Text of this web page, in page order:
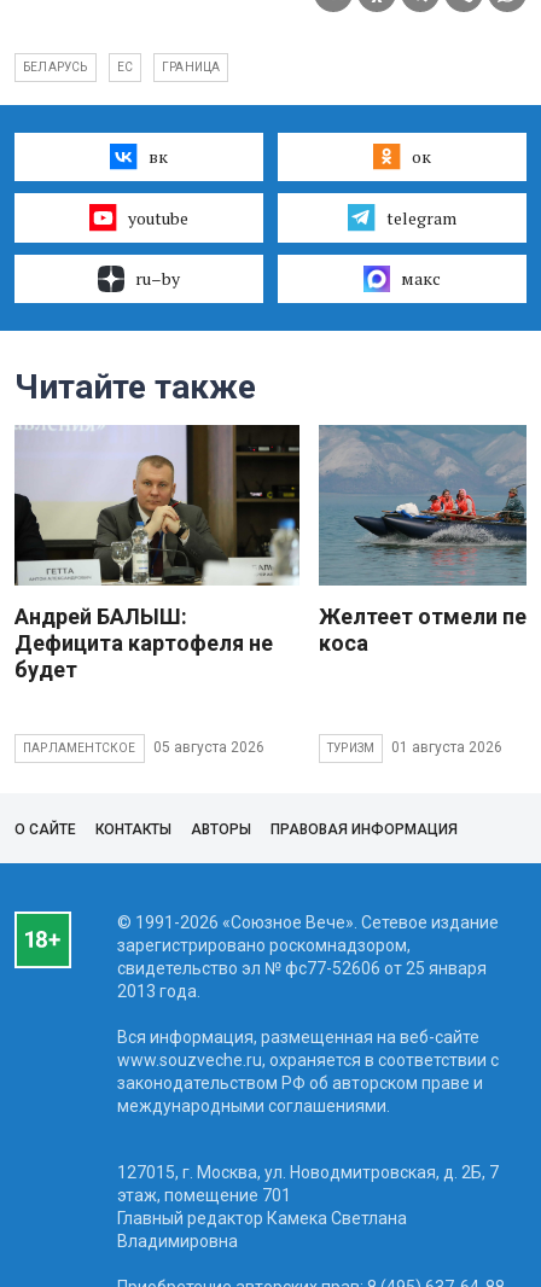
БЕЛАРУСЬ ЕС ГРАНИЦА
вк ок
youtube telegram
ru–by макс
Читайте также
Андрей БАЛЫШ:
Дефицита картофеля не
будет
ПАРЛАМЕНТСКОЕ 05 августа 2026
Желтеет отмели
коса
ТУРИЗМ 01 августа 2026
О САЙТЕ КОНТАКТЫ АВТОРЫ ПРАВОВАЯ ИНФОРМАЦИЯ
© 1991-2026 «Союзное Вече». Сетевое издание
зарегистрировано роскомнадзором,
свидетельство эл № фc77-52606 от 25 января
2013 года.
Вся информация, размещенная на веб-сайте
www.souzveche.ru, охраняется в соответствии с
законодательством РФ об авторском праве и
международными соглашениями.
127015, г. Москва, ул. Новодмитровская, д. 2Б, 7
этаж, помещение 701
Главный редактор Камека Светлана
Владимировна